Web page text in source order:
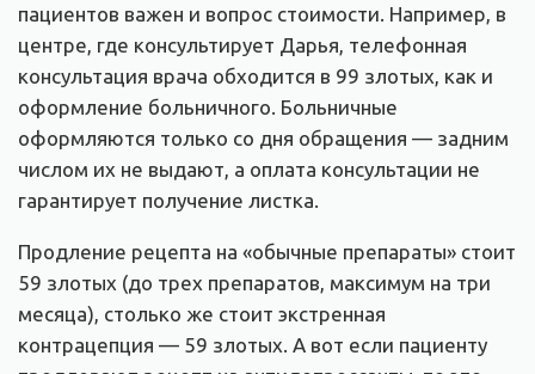
пациентов важен и вопрос стоимости. Например, в
центре, где консультирует Дарья, телефонная
консультация врача обходится в 99 злотых, как и
оформление больничного. Больничные
оформляются только со дня обращения — задним
числом их не выдают, а оплата консультации не
гарантирует получение листка.
Продление рецепта на «обычные препараты» стоит
59 злотых (до трех препаратов, максимум на три
месяца), столько же стоит экстренная
контрацепция — 59 злотых. А вот если пациенту